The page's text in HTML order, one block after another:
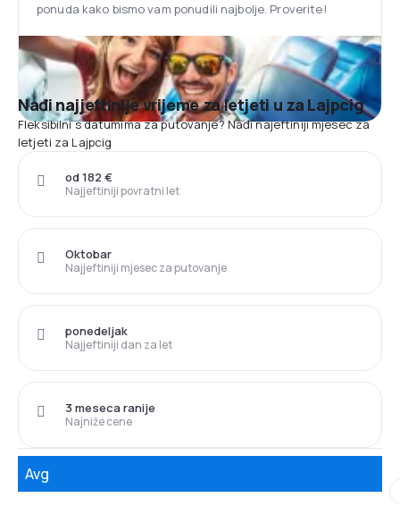
ponuda kako bismo vam ponudili najbolje. Proverite!
Nađi najjeftinije vrijeme za letjeti u za Lajpcig
Fleksibilni s datumima za putovanje? Nađi najeftiniji mjesec za
letjeti za Lajpcig
Najjeftiniji povratni let
od 182 €
Najjeftiniji mjesec za putovanje
Oktobar
Najjeftiniji dan za let
ponedeljak
Najniže cene
3 meseca ranije
Avg